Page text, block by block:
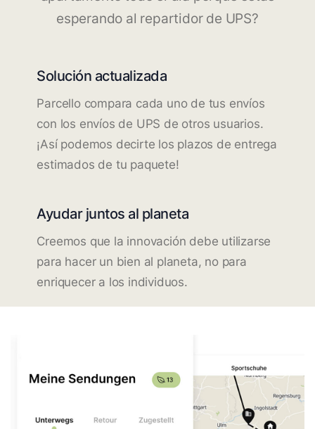
esperando al repartidor de UPS?
Solución actualizada
Parcello compara cada uno de tus envíos
con los envíos de UPS de otros usuarios.
¡Así podemos decirte los plazos de entrega
estimados de tu paquete!
Ayudar juntos al planeta
Creemos que la innovación debe utilizarse
para hacer un bien al planeta, no para
enriquecer a los individuos.